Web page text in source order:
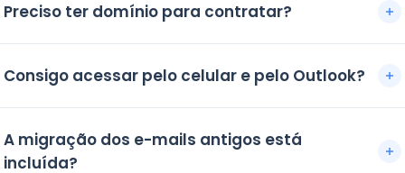
Preciso ter domínio para contratar?
novo domínio com apoio da central do cliente iBry. Nos
Consigo acessar pelo celular e pelo Outlook?
compatibilidade com clientes de e-mail via POP, IMAP e
SMTP.
A migração dos e-mails antigos está
incluída?